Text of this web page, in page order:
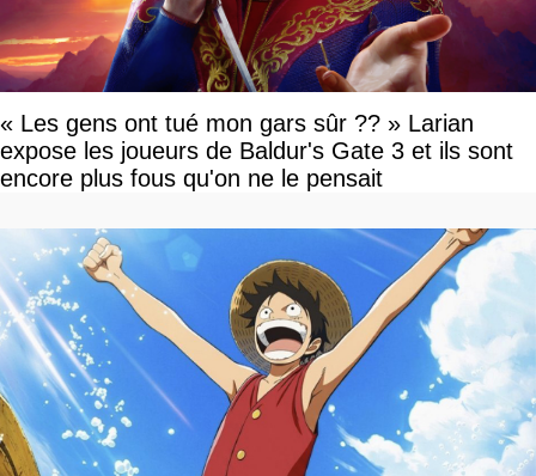
« Les gens ont tué mon gars sûr ?? » Larian
expose les joueurs de Baldur's Gate 3 et ils sont
encore plus fous qu'on ne le pensait